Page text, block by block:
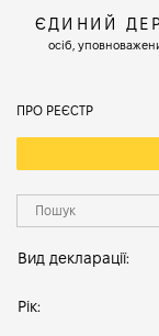
ЄДИНИЙ
осіб,
ПРО РЕЄСТР
Вид декларації:
Рік: